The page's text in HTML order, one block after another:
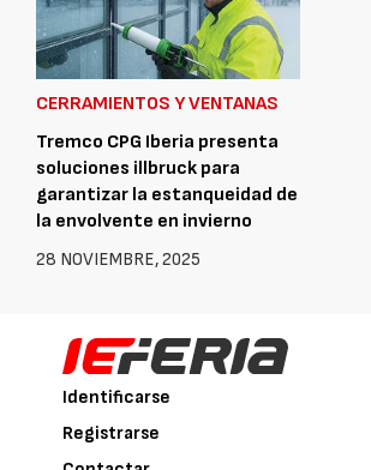
CERRAMIENTOS Y VENTANAS
Tremco CPG Iberia presenta
soluciones illbruck para
garantizar la estanqueidad de
la envolvente en invierno
28 NOVIEMBRE, 2025
Identificarse
Registrarse